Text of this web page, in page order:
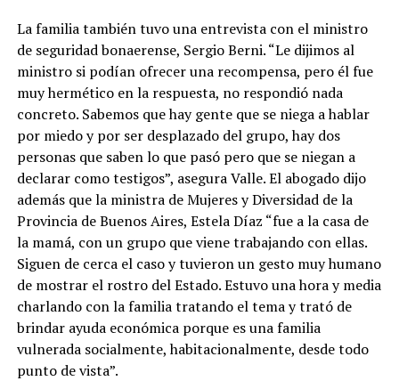
La familia también tuvo una entrevista con el ministro
de seguridad bonaerense, Sergio Berni. “Le dijimos al
ministro si podían ofrecer una recompensa, pero él fue
muy hermético en la respuesta, no respondió nada
concreto. Sabemos que hay gente que se niega a hablar
por miedo y por ser desplazado del grupo, hay dos
personas que saben lo que pasó pero que se niegan a
declarar como testigos”, asegura Valle. El abogado dijo
además que la ministra de Mujeres y Diversidad de la
Provincia de Buenos Aires, Estela Díaz “fue a la casa de
la mamá, con un grupo que viene trabajando con ellas.
Siguen de cerca el caso y tuvieron un gesto muy humano
de mostrar el rostro del Estado. Estuvo una hora y media
charlando con la familia tratando el tema y trató de
brindar ayuda económica porque es una familia
vulnerada socialmente, habitacionalmente, desde todo
punto de vista”.